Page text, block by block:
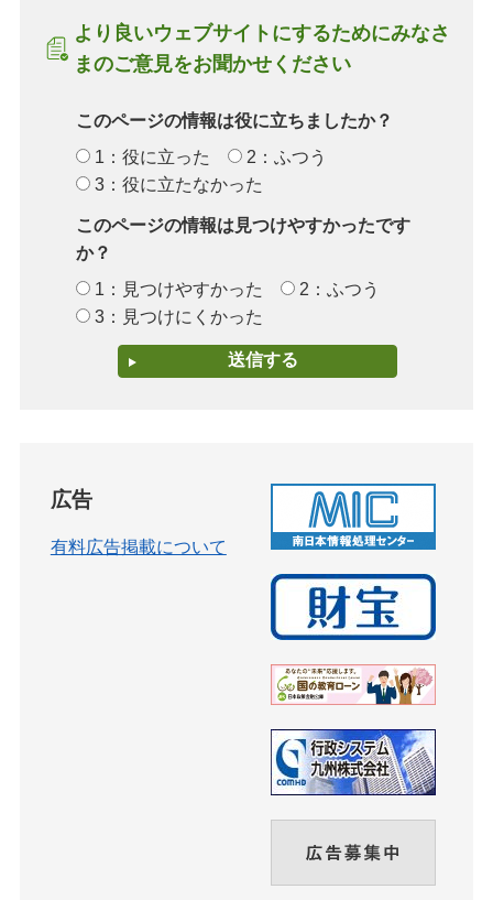
より良いウェブサイトにするためにみなさ
まのご意見をお聞かせください
このページの情報は役に立ちましたか？
1：役に立った
2：ふつう
3：役に立たなかった
このページの情報は見つけやすかったです
か？
1：見つけやすかった
2：ふつう
3：見つけにくかった
広告
有料広告掲載について